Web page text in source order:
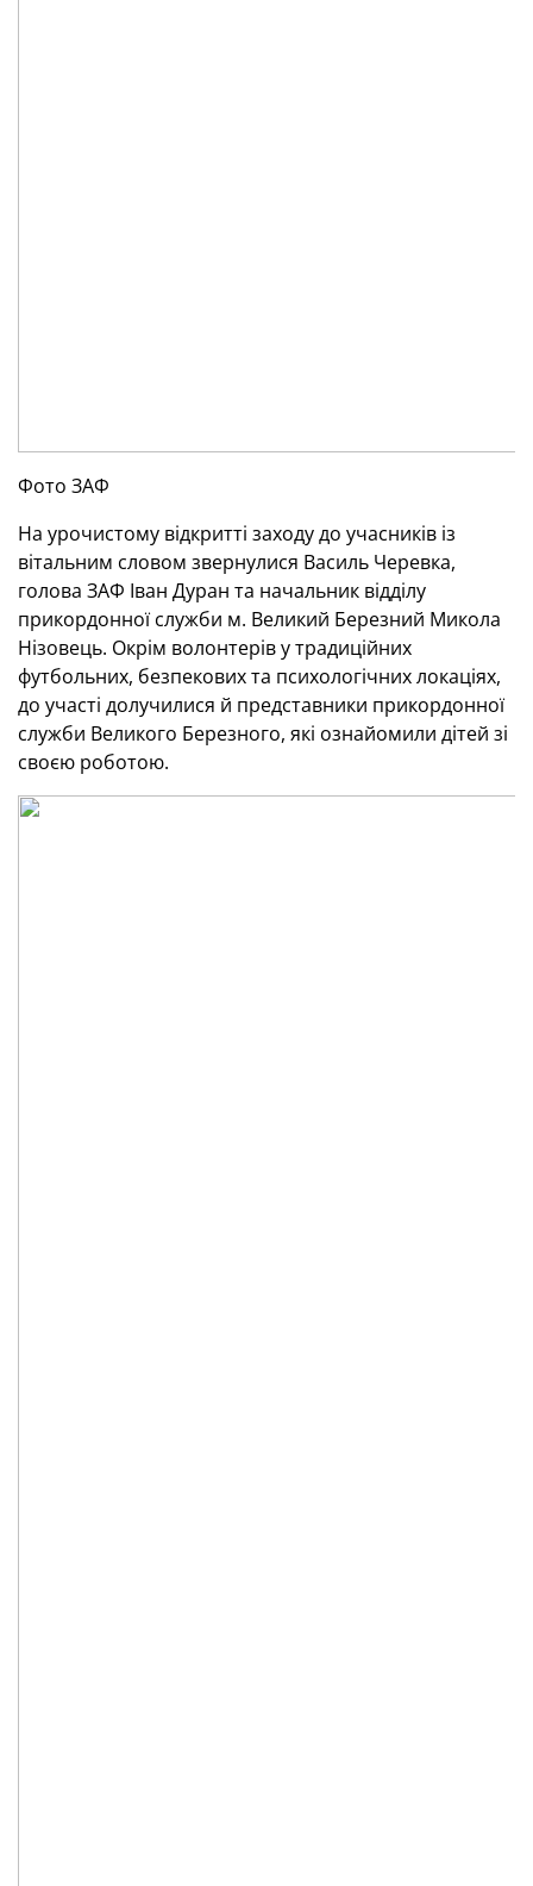
Фото ЗАФ
На урочистому відкритті заходу до учасників із
вітальним словом звернулися Василь Черевка,
голова ЗАФ Іван Дуран та начальник відділу
прикордонної служби м. Великий Березний Микола
Нізовець. Окрім волонтерів у традиційних
футбольних, безпекових та психологічних локаціях,
до участі долучилися й представники прикордонної
служби Великого Березного, які ознайомили дітей зі
своєю роботою.